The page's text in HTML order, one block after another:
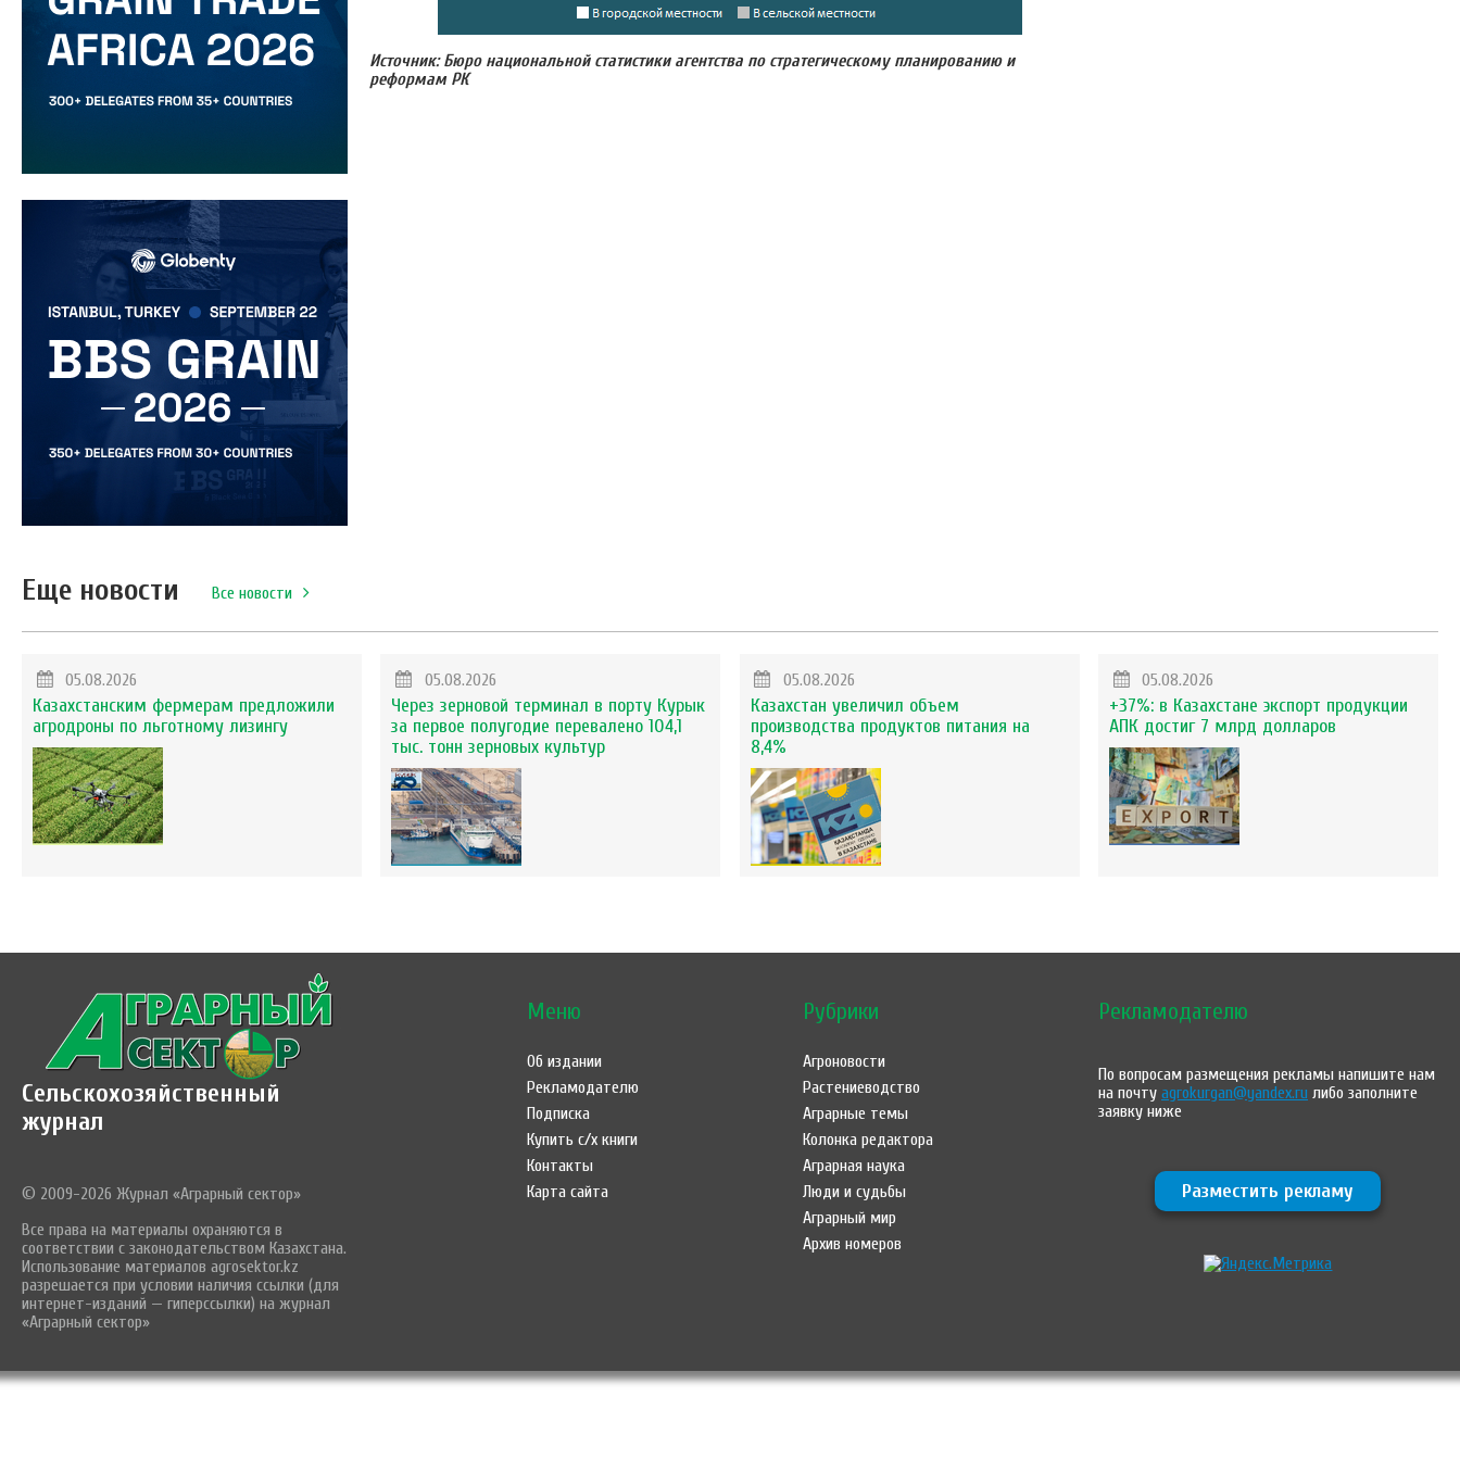
Источник: Бюро национальной статистики агентства по стратегическому планированию и
реформам РК
Еще новости Все новости
05.08.2026
Казахстанским фермерам предложили
агродроны по льготному лизингу
05.08.2026
Через зерновой терминал в порту Курык
за первое полугодие перевалено 104,1
тыс. тонн зерновых культур
05.08.2026
Казахстан увеличил объем
производства продуктов питания на
8,4%
05.08.2026
+37%: в Казахстане экспорт продукции
АПК достиг 7 млрд долларов
Сельскохозяйственный
журнал
© 2009-2026 Журнал «Аграрный сектор»
Все права на материалы охраняются в
соответствии с законодательством Казахстана.
Использование материалов agrosektor.kz
разрешается при условии наличия ссылки (для
интернет-изданий — гиперссылки) на журнал
«Аграрный сектор»
Меню
Об издании
Рекламодателю
Подписка
Купить с/х книги
Контакты
Карта сайта
Рубрики
Агроновости
Растениеводство
Аграрные темы
Колонка редактора
Аграрная наука
Люди и судьбы
Аграрный мир
Архив номеров
Рекламодателю
По вопросам размещения рекламы напишите нам
на почтуagrokurgan@yandex.ru либо заполните
заявку ниже
Разместить рекламу